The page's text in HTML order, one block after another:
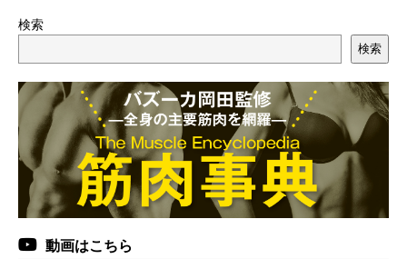
検索
検索
動画はこちら